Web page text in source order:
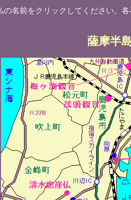
の名前をクリックしてください。
薩摩半